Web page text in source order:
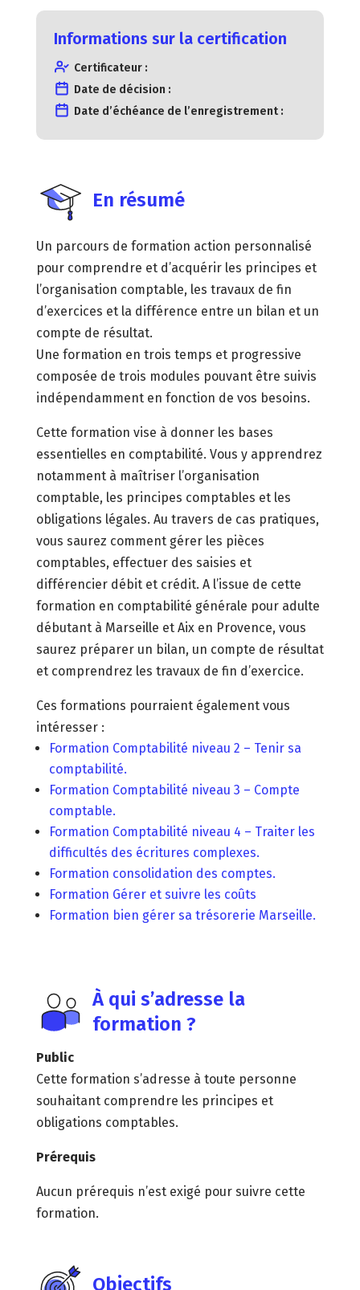
En résumé
Un parcours de formation action personnalisé
pour comprendre et d’acquérir les principes et
l’organisation comptable, les travaux de fin
d’exercices et la différence entre un bilan et un
compte de résultat.
Une formation en trois temps et progressive
composée de trois modules pouvant être suivis
indépendamment en fonction de vos besoins.
Cette formation vise à donner les bases
essentielles en comptabilité. Vous y apprendrez
notamment à maîtriser l’organisation
comptable, les principes comptables et les
obligations légales. Au travers de cas pratiques,
vous saurez comment gérer les pièces
comptables, effectuer des saisies et
différencier débit et crédit. A l’issue de cette
formation en comptabilité générale pour adulte
débutant à Marseille et Aix en Provence, vous
saurez préparer un bilan, un compte de résultat
et comprendrez les travaux de fin d’exercice.
Ces formations pourraient également vous
intéresser :
Formation Comptabilité niveau 2 – Tenir sa
comptabilité.
Formation Comptabilité niveau 3 – Compte
comptable.
Formation Comptabilité niveau 4 – Traiter les
difficultés des écritures complexes.
Formation consolidation des comptes.
Formation Gérer et suivre les coûts
Formation bien gérer sa trésorerie Marseille.
À qui s’adresse la
formation ?
Public
Cette formation s’adresse à toute personne
souhaitant comprendre les principes et
obligations comptables.
Prérequis
Aucun prérequis n’est exigé pour suivre cette
formation.
Objectifs
Informations sur la certification
Certificateur :
Date de décision :
Date d’échéance de l’enregistrement :